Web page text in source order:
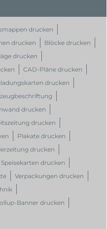
drucken
drucken
Blöcke drucken
drucken
CAD-Pläne drucken
drucken
drucken
drucken
Plakate drucken
drucken
Speisekarten drucken
Verpackungen drucken
Banner drucken